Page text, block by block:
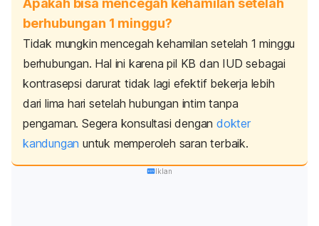
Apakah bisa mencegah kehamilan setelah
berhubungan 1 minggu?
Tidak mungkin mencegah kehamilan setelah 1 minggu
berhubungan. Hal ini karena pil KB dan IUD sebagai
kontrasepsi darurat tidak lagi efektif bekerja lebih
dari lima hari setelah hubungan intim tanpa
pengaman.Segera konsultasi dengandokter
kandungan untuk memperoleh saran terbaik.
Iklan